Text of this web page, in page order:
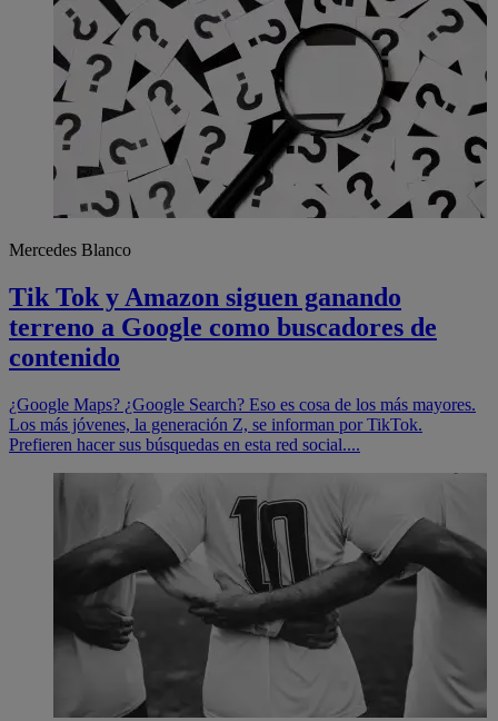
Mercedes Blanco
Tik Tok y Amazon siguen ganando
terreno a Google como buscadores de
contenido
¿Google Maps? ¿Google Search? Eso es cosa de los más mayores.
Los más jóvenes, la generación Z, se informan por TikTok.
Prefieren hacer sus búsquedas en esta red social....